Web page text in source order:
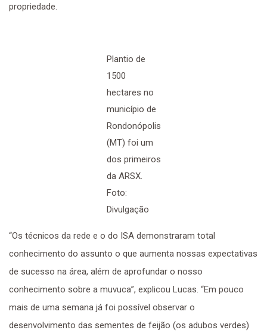
propriedade.
Plantio de
1500
hectares no
município de
Rondonópolis
(MT) foi um
dos primeiros
da ARSX.
Foto:
Divulgação
“Os técnicos da rede e o do ISA demonstraram total
conhecimento do assunto o que aumenta nossas expectativas
de sucesso na área, além de aprofundar o nosso
conhecimento sobre a muvuca”, explicou Lucas. “Em pouco
mais de uma semana já foi possível observar o
desenvolvimento das sementes de feijão (os adubos verdes)